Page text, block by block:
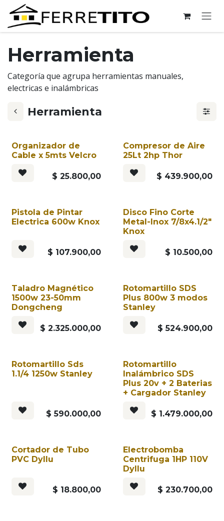
Ir al contenido
Herramienta
Categoría que agrupa herramientas manuales,
electricas e inalámbricas
Herramienta
Organizador de
Cable x 5mts Velcro
$ 25.800,00
Compresor de Aire
25Lt 2hp Thor
$ 439.900,00
Pistola de Pintar
Electrica 600w Knox
$ 107.900,00
Disco Fino Corte
Metal-Inox 7/8x4.1/2"
Knox
$ 10.500,00
Taladro Magnético
1500w 23-50mm
Dongcheng
$ 2.325.000,00
Rotomartillo SDS
Plus 800w 3 modos
Stanley
$524.900,00
Rotomartillo Sds
1.1/4 1250w Stanley
$590.000,00
Rotomartillo
Inalámbrico SDS
Plus 20v + 2 Baterias
+ Cargador Stanley
$ 1.479.000,00
Cortador de Tubo
PVC Dyllu
$ 18.800,00
Electrobomba
Centrifuga 1HP 110V
Dyllu
$ 230.700,00